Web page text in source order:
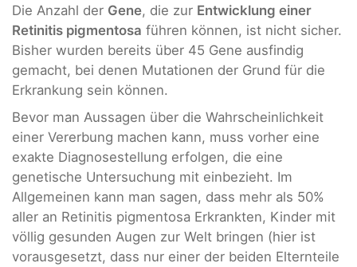
Die Anzahl der Gene, die zur Entwicklung einer
Retinitis pigmentosa führen können, ist nicht sicher.
Bisher wurden bereits über 45 Gene ausfindig
gemacht, bei denen Mutationen der Grund für die
Erkrankung sein können.
Bevor man Aussagen über die Wahrscheinlichkeit
einer Vererbung machen kann, muss vorher eine
exakte Diagnosestellung erfolgen, die eine
genetische Untersuchung mit einbezieht. Im
Allgemeinen kann man sagen, dass mehr als 50%
aller an Retinitis pigmentosa Erkrankten, Kinder mit
völlig gesunden Augen zur Welt bringen (hier ist
vorausgesetzt, dass nur einer der beiden Elternteile